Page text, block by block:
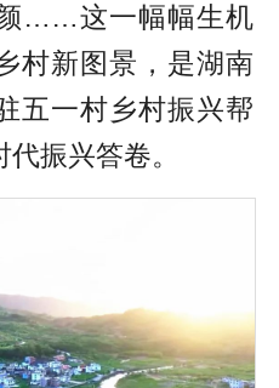
……这一幅幅生机
村新图景，是湖南
五一村乡村振兴帮
振兴答卷。